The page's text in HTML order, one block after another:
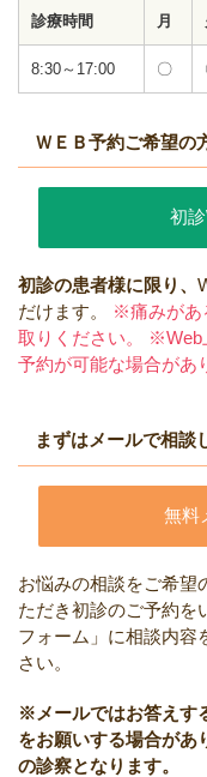
診療時間 月
8:30～17:00 〇
ＷＥＢ予約ご希望の
初
初診の患者様に限り、
だけます。
※痛みがあ
取りください。
※Web
予約が可能な場合があ
まずはメールで相談
無料
お悩みの相談をご希望
ただき初診のご予約を
フォーム」に相談内容
さい。
※メールではお答えす
をお願いする場合があ
の診察となります。